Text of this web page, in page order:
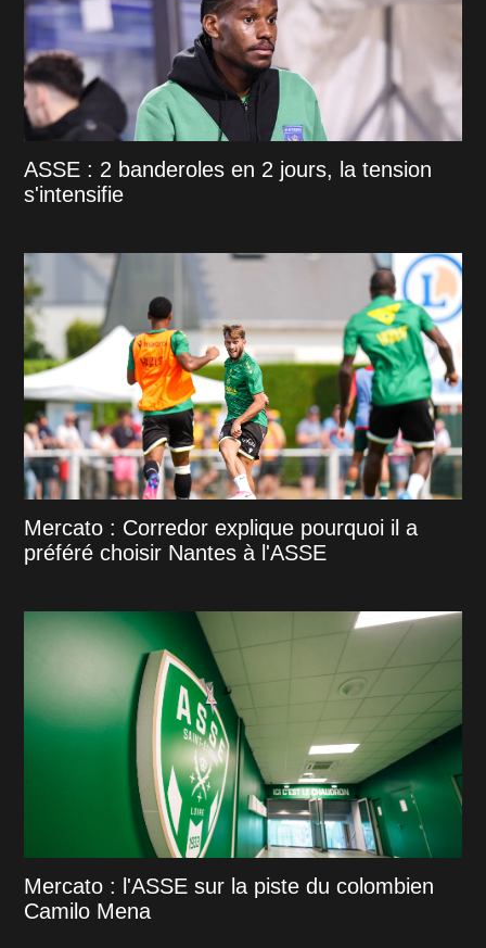
ASSE : 2 banderoles en 2 jours, la tension
s'intensifie
Mercato : Corredor explique pourquoi il a
préféré choisir Nantes à l'ASSE
Mercato : l'ASSE sur la piste du colombien
Camilo Mena